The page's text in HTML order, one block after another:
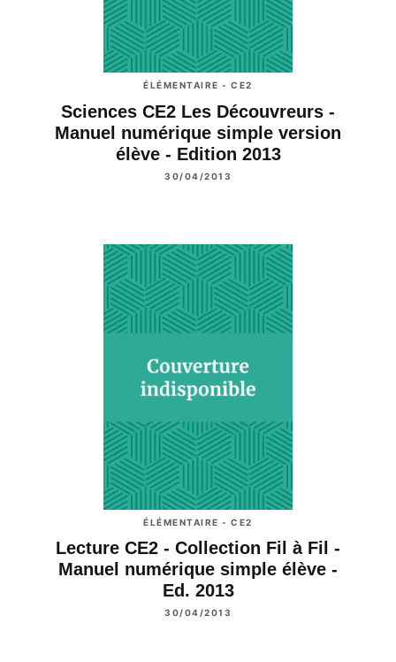
ÉLÉMENTAIRE - CE2
Sciences CE2 Les Découvreurs -
Manuel numérique simple version
élève - Edition 2013
30/04/2013
ÉLÉMENTAIRE - CE2
Lecture CE2 - Collection Fil à Fil -
Manuel numérique simple élève -
Ed. 2013
30/04/2013